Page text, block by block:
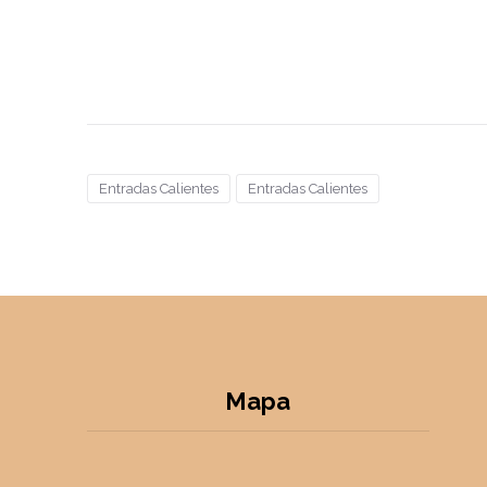
Entradas Calientes Entradas Calientes
Mapa